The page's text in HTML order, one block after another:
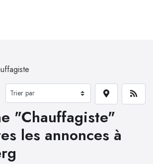
"Chauffagiste"
les annonces à